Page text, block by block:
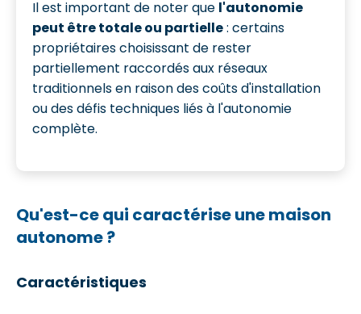
Il est important de noter que l'autonomie
peut être totale ou partielle: certains
propriétaires choisissant de rester
partiellement raccordés aux réseaux
traditionnels en raison des coûts d'installation
ou des défis techniques liés à l'autonomie
complète.
Qu'est-ce qui caractérise une maison
autonome ?
Caractéristiques